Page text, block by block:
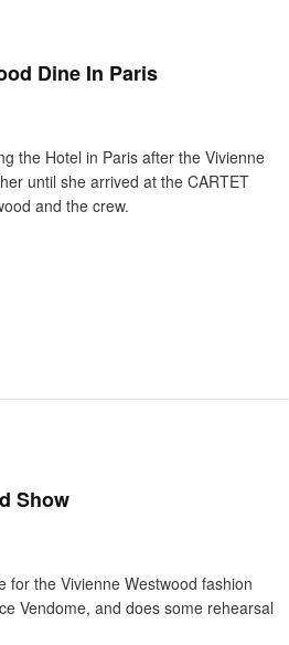
Dine In Paris
the Hotel in Paris after the Vivienne
until she arrived at the CARTET
and the crew.
Show
for the Vivienne Westwood fashion
Vendome, and does some rehearsal